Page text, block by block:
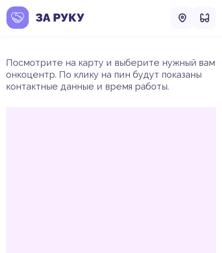
Посмотрите на карту и выберите нужный вам
онкоцентр. По клику на пин будут показаны
контактные данные и время работы.